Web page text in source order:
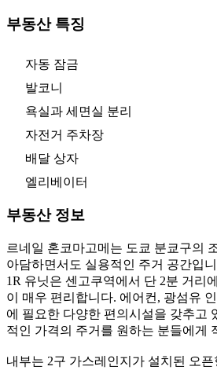
부동산 특징
자동 잠금
발코니
욕실과 세면실 분리
자전거 주차장
배달 상자
엘리베이터
부동산 정보
르네일 혼코마고메는 도쿄 분쿄구의
아담하면서도 실용적인 주거 공간입니
1R 유닛은 센고쿠역에서 단 2분 거리
이 매우 편리합니다. 에어컨, 광섬유
에 필요한 다양한 편의시설을 갖추고
적인 가격의 주거를 원하는 분들에게
내부는 2구 가스레인지가 설치된 오